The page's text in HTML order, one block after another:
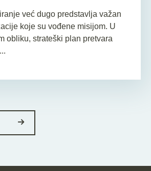
već dugo predstavlja važan
koje su vođene misijom. U
obliku, strateški plan pretvara